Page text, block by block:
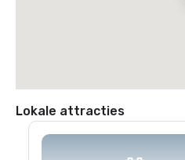
Lokale attracties